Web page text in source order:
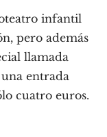
infantil
pero además
llamada
entrada
cuatro euros.